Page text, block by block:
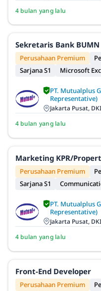
4 bulan yang lalu
Sekretaris Bank BUMN
Perusahaan Premium
Sarjana S1
Microsoft
PT. Mutualplus
Representative)
Jakarta Pusat,
4 bulan yang lalu
Marketing KPR/
Perusahaan Premium
Sarjana S1
PT. Mutualplus
Representative)
Jakarta Pusat,
4 bulan yang lalu
Front-End Developer
Perusahaan Premium